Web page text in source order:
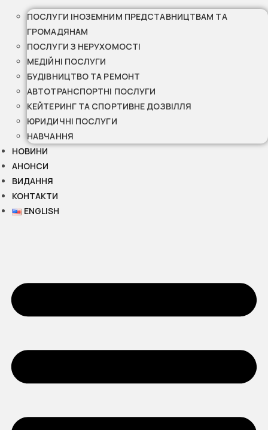
ПОСЛУГИ ІНОЗЕМНИМ ПРЕДСТАВНИЦТВАМ ТА
ГРОМАДЯНАМ
ПОСЛУГИ З НЕРУХОМОСТІ
МЕДІЙНІ ПОСЛУГИ
БУДІВНИЦТВО ТА РЕМОНТ
АВТОТРАНСПОРТНІ ПОСЛУГИ
КЕЙТЕРИНГ ТА СПОРТИВНЕ ДОЗВІЛЛЯ
ЮРИДИЧНІ ПОСЛУГИ
НАВЧАННЯ
НОВИНИ
АНОНСИ
ВИДАННЯ
КОНТАКТИ
ENGLISH